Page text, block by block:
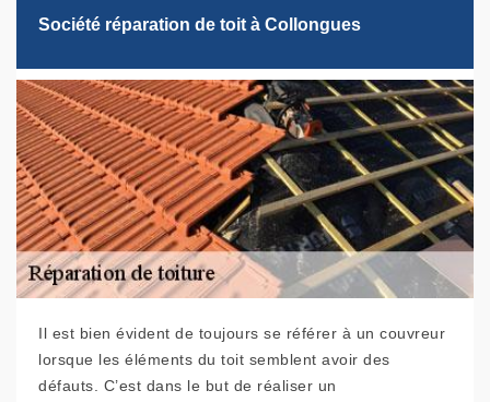
Société réparation de toit à Collongues
Il est bien évident de toujours se référer à un couvreur
lorsque les éléments du toit semblent avoir des
défauts. C’est dans le but de réaliser un